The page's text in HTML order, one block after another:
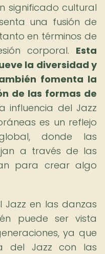
significado cultural
una fusión de
en términos de
corporal. Esta
la diversidad y
fomenta la
de las formas de
influencia del Jazz
es un reflejo
donde las
a través de las
para crear algo
Jazz en las danzas
puede ser vista
ya que
del Jazz con las